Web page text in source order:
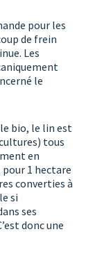
pour les
de frein
Les
le
bio, le lin est
tous
en
1 hectare
converties à
si
ses
donc une